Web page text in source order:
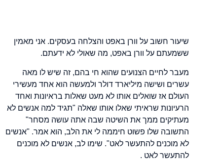
שיעור חשוב על וורן באפט והצלחה בעסקים. אני מאמין
ששמעתם על וורן באפט, מה שאולי לא ידעתם.
מעבר לחיים הצנועים שהוא חי בהם, זה שיש לו מאה
עשרים ושישה מיליארד דולר ולמעשה הוא אחד מעשירי
העולם אז שואלים אותו לא מעט שאלות בראיונות ואחד
הרעיונות שראיתי שאלו אותו שאלה "תגיד למה אנשים לא
מעתיקים ממך את השיטה שבה אתה עושה מסחר"
התשובה שלו פשוט חיממה לי את הלב, הוא אמר. "אנשים
לא מוכנים להתעשר לאט". שימו לב, אנשים לא מוכנים
להתעשר לאט .